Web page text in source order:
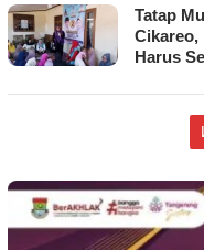
Tatap
Cikareo,
Harus